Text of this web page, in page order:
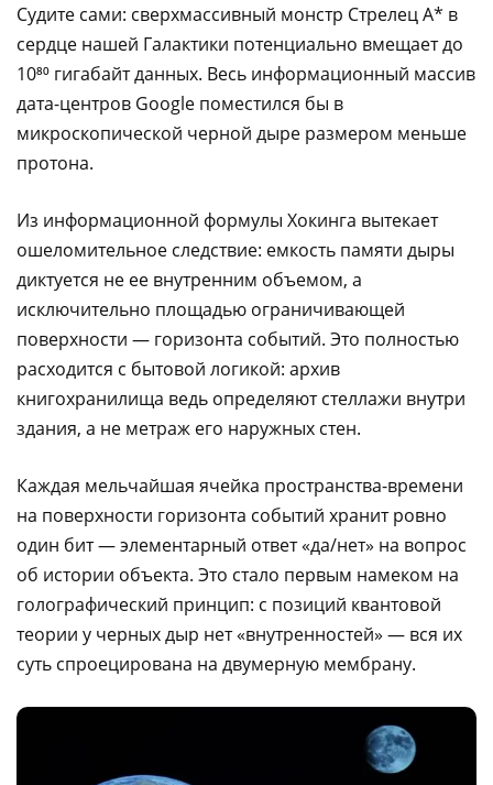
Судите сами: сверхмассивный монстр Стрелец А* в
сердце нашей Галактики потенциально вмещает до
10⁸⁰ гигабайт данных. Весь информационный массив
дата-центров Google поместился бы в
микроскопической черной дыре размером меньше
протона.
Из информационной формулы Хокинга вытекает
ошеломительное следствие: емкость памяти дыры
диктуется не ее внутренним объемом, а
исключительно площадью ограничивающей
поверхности — горизонта событий. Это полностью
расходится с бытовой логикой: архив
книгохранилища ведь определяют стеллажи внутри
здания, а не метраж его наружных стен.
Каждая мельчайшая ячейка пространства-времени
на поверхности горизонта событий хранит ровно
один бит — элементарный ответ «да/нет» на вопрос
об истории объекта. Это стало первым намеком на
голографический принцип: с позиций квантовой
теории у черных дыр нет «внутренностей» — вся их
суть спроецирована на двумерную мембрану.